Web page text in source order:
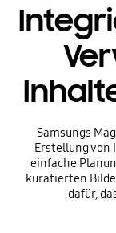
Samsungs
Erstellung von
einfache
kuratierten
dafür,